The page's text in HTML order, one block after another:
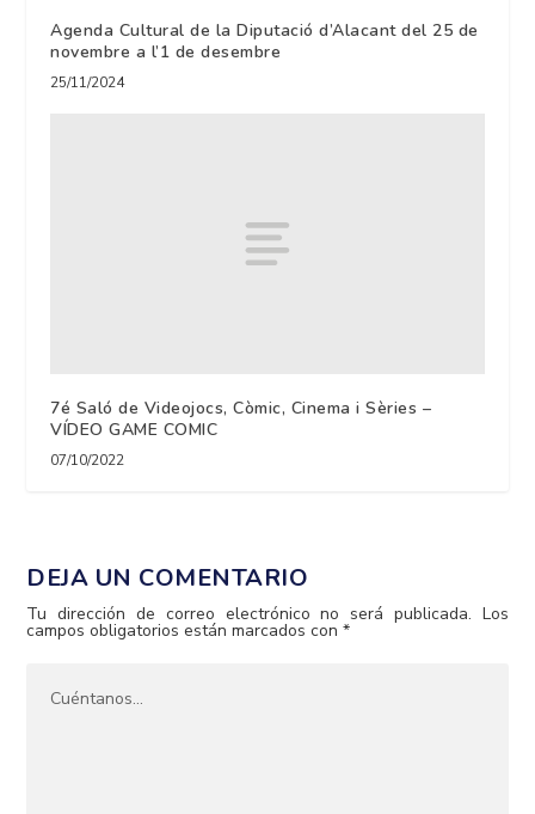
Agenda Cultural de la Diputació d’Alacant del 25 de
novembre a l’1 de desembre
25/11/2024
7é Saló de Videojocs, Còmic, Cinema i Sèries –
VÍDEO GAME COMIC
07/10/2022
DEJA UN COMENTARIO
Tu dirección de correo electrónico no será publicada. Los
campos obligatorios están marcados con*